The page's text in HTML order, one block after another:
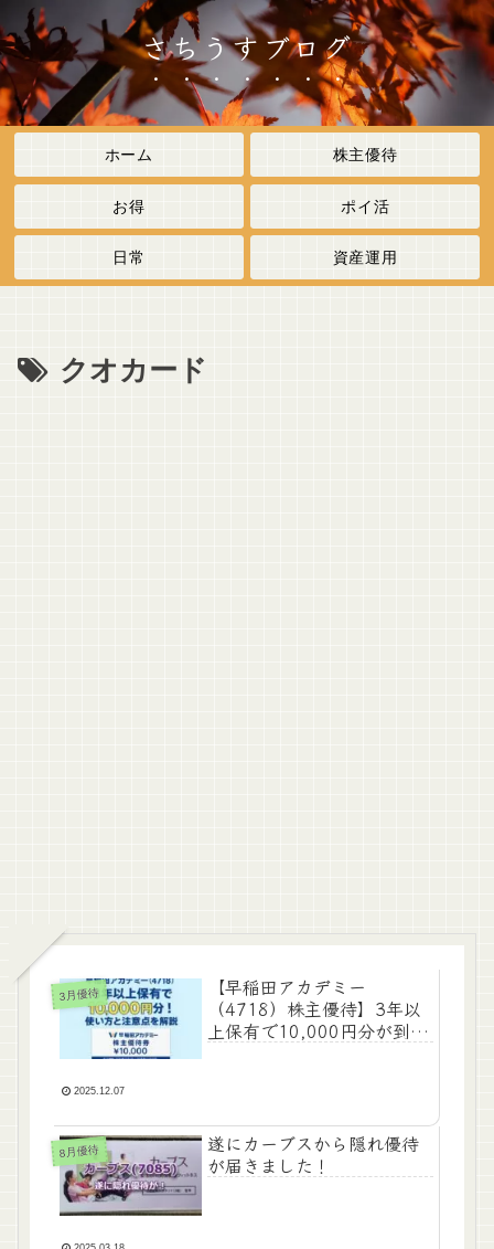
さちうすブログ
ホーム 株主優待
お得 ポイ活
日常 資産運用
クオカード
3月優待
【早稲田アカデミー
（4718）株主優待】3年以
上保有で10,000円分が到
2025.12.07
8月優待
遂にカーブスから隠れ優待
が届きました！